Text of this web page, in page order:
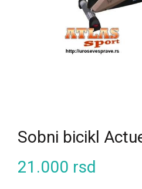
Sobni bicikl
21.000 rsd